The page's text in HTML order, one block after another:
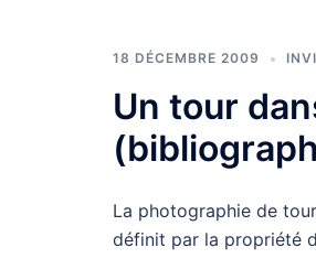
18 DÉCEMBRE 2009
Un tour
La photographie de
définit par la propriété